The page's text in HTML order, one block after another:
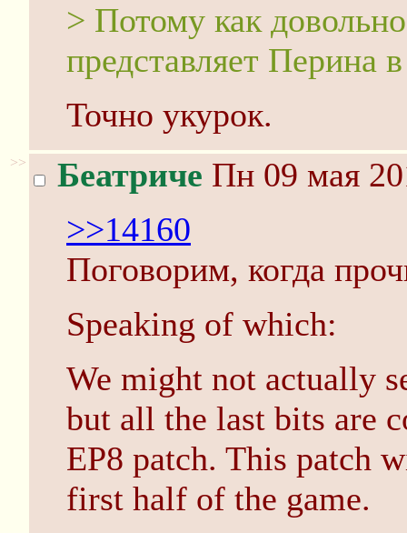
> Потому как
представляет Перина
Точно укурок.
>> Беатриче Пн 09 мая
>>14160
Поговорим, когда
Speaking of which:
We might not actually
but all the last bits are
EP8 patch. This patch
first half of the game.